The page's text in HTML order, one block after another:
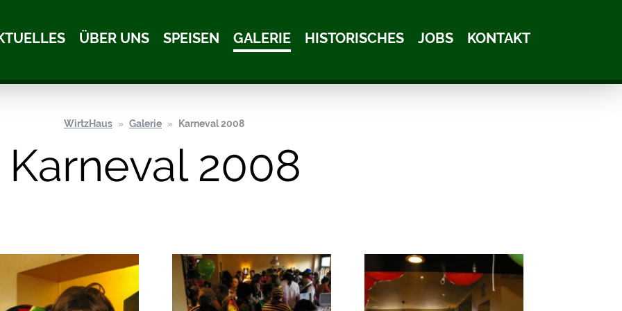
ÜBER UNS SPEISEN GALERIE HISTORISCHES JOBS KONTAKT
WirtzHaus Galerie Karneval 2008
Karneval 2008